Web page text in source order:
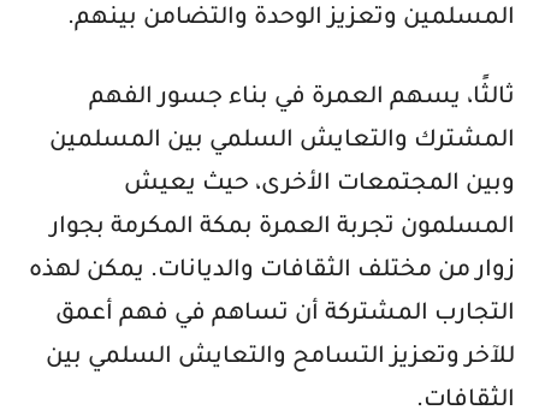
المسلمين وتعزيز الوحدة والتضامن بينهم.
ثالثًا، يسهم العمرة في بناء جسور الفهم
المشترك والتعايش السلمي بين المسلمين
وبين المجتمعات الأخرى، حيث يعيش
المسلمون تجربة العمرة بمكة المكرمة بجوار
زوار من مختلف الثقافات والديانات. يمكن لهذه
التجارب المشتركة أن تساهم في فهم أعمق
للآخر وتعزيز التسامح والتعايش السلمي بين
الثقافات.